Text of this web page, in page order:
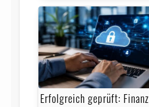
Erfolgreich geprüft: Finanz